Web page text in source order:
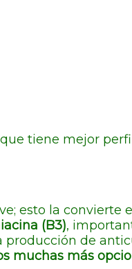
tiene mejor
esto la
(B3),
de
muchas más